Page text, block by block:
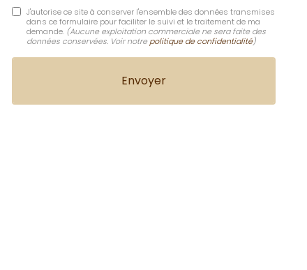
J'autorise ce site à conserver l'ensemble des données transmises
dans ce formulaire pour faciliter le suivi et le traitement de ma
demande. (Aucune exploitation commerciale ne sera faite des
données conservées. Voir notre politique de confidentialité)